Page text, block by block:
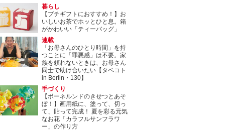
暮らし
【プチギフトにおすすめ！】お
いしいお茶でホッとひと息。箱
がかわいい「ティーバッグ」
連載
「お母さんのひとり時間」を持
つことに「罪悪感」は不要。家
族を頼れないときは、お母さん
同士で助け合いたい【タベコト
in Berlin・130】
手づくり
【ボーネルンドのきせつとあそ
ぼ！】画用紙に、塗って、切っ
て、貼って完成！ 夏を彩る元気
なお花「カラフルサンフラワ
ー」の作り方